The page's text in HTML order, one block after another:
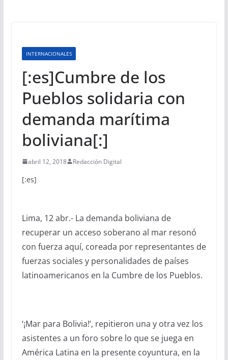
INTERNACIONALES
[:es]Cumbre de los
Pueblos solidaria con
demanda marítima
boliviana[:]
abril 12, 2018 Redacción Digital
[:es]
Lima, 12 abr.- La demanda boliviana de
recuperar un acceso soberano al mar resonó
con fuerza aquí, coreada por representantes de
fuerzas sociales y personalidades de países
latinoamericanos en la Cumbre de los Pueblos.
‘¡Mar para Bolivia!’, repitieron una y otra vez los
asistentes a un foro sobre lo que se juega en
América Latina en la presente coyuntura, en la